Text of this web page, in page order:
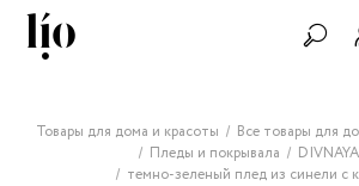
Товары для дома и красоты Все товары для
Пледы и покрывала
темно-зеленый плед из синели с